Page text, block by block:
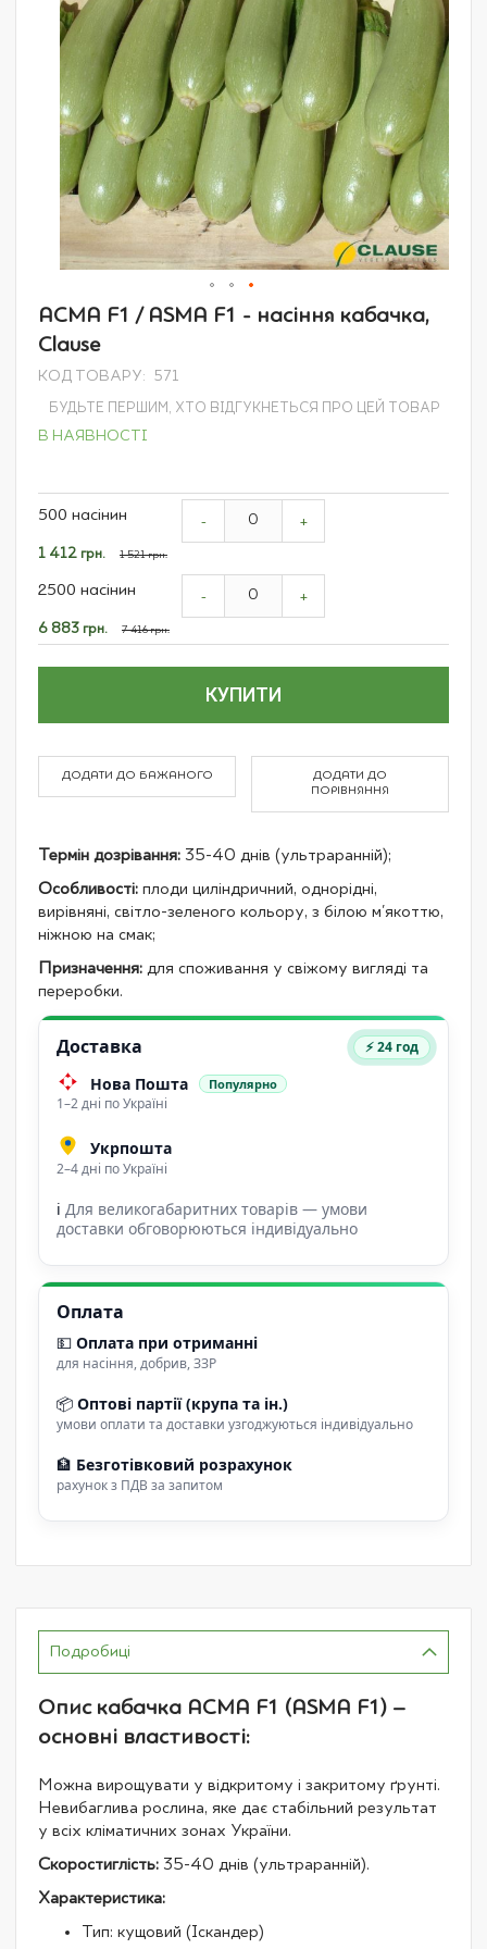
Перейти
початку
галереї
АСМА F1 / ASMA F1 - насіння кабачка,
Clause
КОД ТОВАРУ 571
БУДЬТЕ ПЕРШИМ, ХТО ВІДГУКНЕТЬСЯ ПРО ЦЕЙ ТОВАР
В НАЯВНОСТІ
product
500 насінин
Спеціальна
1 412 грн. 1 521 грн.
- +
2500 насінин
Спеціальна
ціна
6 883 грн. 7 416 грн.
- +
КУПИТИ
ДОДАТИ ДО БАЖАНОГО
ДОДАТИ ДО
ПОРІВНЯННЯ
Термін дозрівання: 35-40 днів (ультраранній);
Особливості: плоди циліндричний, однорідні,
вирівняні, світло-зеленого кольору, з білою м'якоттю,
ніжною на смак;
Призначення: для споживання у свіжому вигляді та
переробки.
Доставка ⚡ 24 год
Нова Пошта Популярно
1–2 дні по Україні
Укрпошта
2–4 дні по Україні
ℹ Для великогабаритних товарів — умови
доставки обговорюються індивідуально
Оплата
💵 Оплата при отриманні
для насіння, добрив, ЗЗР
📦 Оптові партії (крупа та ін.)
умови оплати та доставки узгоджуються індивідуально
🏦 Безготівковий розрахунок
рахунок з ПДВ за запитом
Подробиці
Опис кабачка АСМА F1 (ASMA F1) –
основні властивості:
Можна вирощувати у відкритому і закритому ґрунті.
Невибаглива рослина, яке дає стабільний результат
у всіх кліматичних зонах України.
Скоростиглість: 35-40 днів (ультраранній).
Характеристика:
Тип: кущовий (Іскандер)